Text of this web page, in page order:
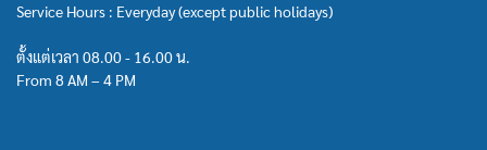
Service Hours : Everyday (except public holidays)
ตั้งแต่เวลา 08.00 - 16.00 น.
From 8 AM – 4 PM